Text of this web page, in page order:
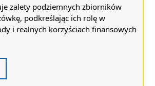
zalety podziemnych zbiorników
podkreślając ich rolę w
i realnych korzyściach finansowych